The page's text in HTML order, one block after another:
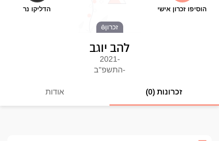
הוסיפו זכרון אישי
זכרון
הדליקו נר
להב יוגב
-2021
-התשפ"ב
זכרונות (0) אודות